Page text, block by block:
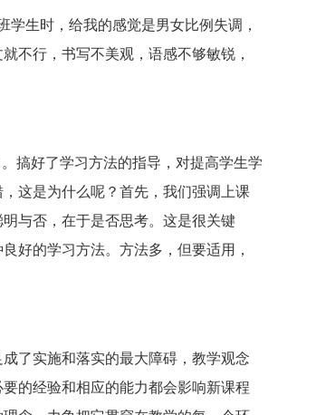
学生时，给我的感觉是男女比例失调，
不行，书写不美观，语感不够敏锐，
搞好了学习方法的指导，对提高学生学
这是为什么呢？首先，我们强调上课
与否，在于是否思考。这是很关键
好的学习方法。方法多，但要适用，
了实施和落实的最大障碍，教学观念
的经验和相应的能力都会影响新课程